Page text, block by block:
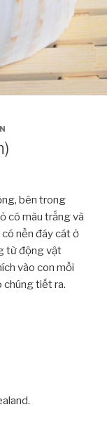
bên trong
có màu trắng và
nền đáy cát ở
từ động vật
vào con mồi
chúng tiết ra.